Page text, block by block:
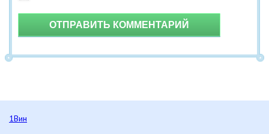
ОТПРАВИТЬ КОММЕНТАРИЙ
1Вин